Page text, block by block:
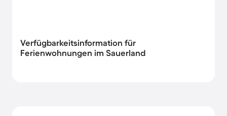
Verfügbarkeitsinformation für
Ferienwohnungen im Sauerland